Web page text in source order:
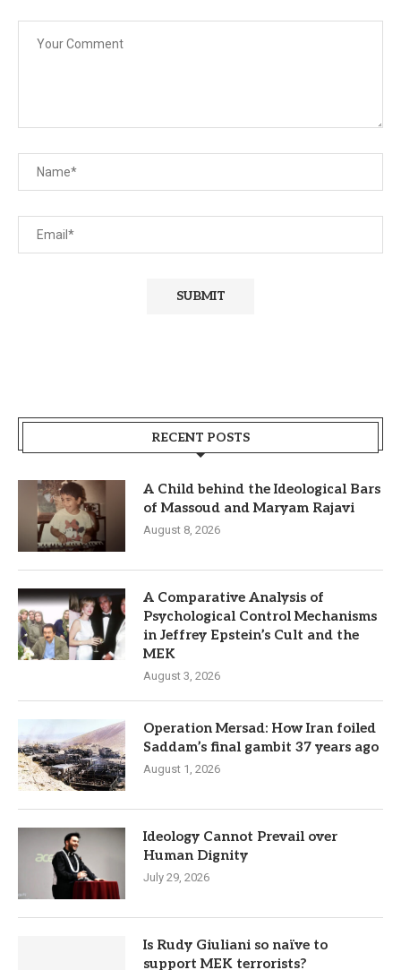
RECENT POSTS
A Child behind the Ideological Bars
of Massoud and Maryam Rajavi
August 8, 2026
A Comparative Analysis of
Psychological Control Mechanisms
in Jeffrey Epstein’s Cult and the
MEK
August 3, 2026
Operation Mersad: How Iran foiled
Saddam’s final gambit 37 years ago
August 1, 2026
Ideology Cannot Prevail over
Human Dignity
July 29, 2026
Is Rudy Giuliani so naïve to
support MEK terrorists?